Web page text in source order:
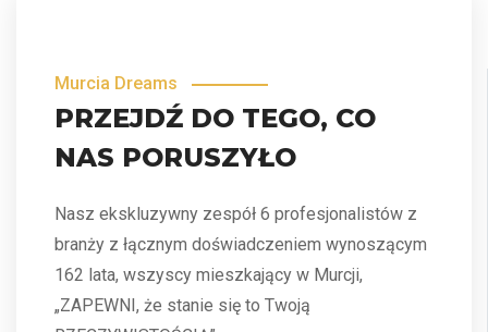
Murcia Dreams
PRZEJDŹ DO TEGO, CO
NAS PORUSZYŁO
Nasz ekskluzywny zespół 6 profesjonalistów z
branży z łącznym doświadczeniem wynoszącym
162 lata, wszyscy mieszkający w Murcji,
„ZAPEWNI, że stanie się to Twoją